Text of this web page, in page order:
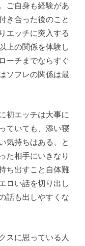
ご自身も経験があ
き合った後のこと
エッチに突入する
上の関係を体験し
ーチまでならすぐ
ソフレの関係は最
初エッチは大事に
ていても、添い寝
気持ちはある、と
た相手にいきなり
ち出すこと自体難
ロい話を切り出し
話も出しやすくな
スに思っている人